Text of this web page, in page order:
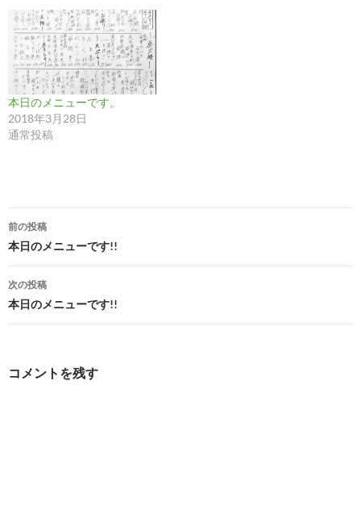
本日のメニューです。
2018年3月28日
通常投稿
投
稿
ナ
ビ
前の投稿
本日のメニューです!!
次の投稿
本日のメニューです!!
コメントを残す